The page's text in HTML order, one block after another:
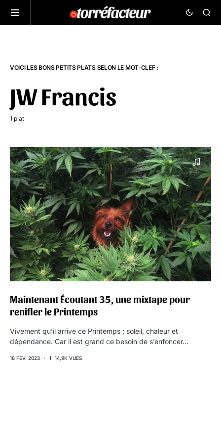
VOICI LES BONS PETITS PLATS SELON LE MOT-CLEF :
JW Francis
1 plat
Maintenant Écoutant 35, une mixtape pour
renifler le Printemps
Vivement qu’il arrive ce Printemps ; soleil, chaleur et
dépendance. Car il est grand ce besoin de s’enfoncer…
18 FÉV. 2023 14,9K VUES